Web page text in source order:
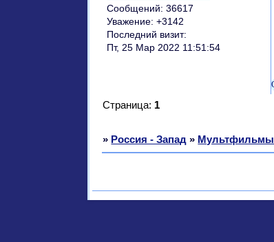
Сообщений: 36617
Уважение: +3142
Последний визит:
Пт, 25 Мар 2022 11:51:54
Страница: 1
» Россия - Запад » Мультфильмы